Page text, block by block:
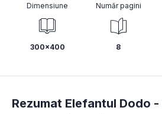
Dimensiune
300x400
Număr pagini
8
Rezumat Elefantul Dodo -